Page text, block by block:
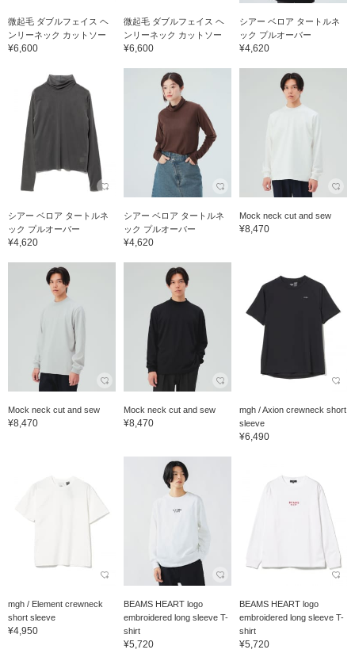
微起毛 ダブルフェイス ヘ
ンリーネック カットソー
¥6,600
微起毛 ダブルフェイス ヘ
ンリーネック カットソー
¥6,600
シアー ベロア タートルネ
ック プルオーバー
¥4,620
シアー ベロア タートルネ
ック プルオーバー
¥4,620
シアー ベロア タートルネ
ック プルオーバー
¥4,620
Mock neck cut and sew
¥8,470
Mock neck cut and sew
¥8,470
Mock neck cut and sew
¥8,470
mgh / Axion crewneck short
sleeve
¥6,490
mgh / Element crewneck
short sleeve
¥4,950
BEAMS HEART logo
embroidered long sleeve T-
shirt
¥5,720
BEAMS HEART logo
embroidered long sleeve T-
shirt
¥5,720